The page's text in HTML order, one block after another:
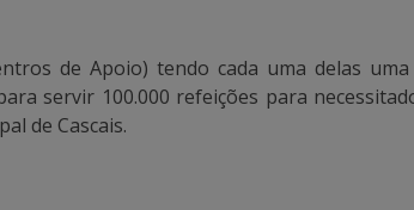
de Apoio) tendo cada uma delas
servir 100.000 refeições para
de Cascais.